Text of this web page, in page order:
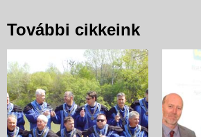
További cikkeink